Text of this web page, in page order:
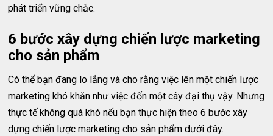
phát triển vững chắc.
6 bước xây dựng chiến lược marketing
cho sản phẩm
Có thể bạn đang lo lắng và cho rằng việc lên một chiến lược
marketing khó khăn như việc đốn một cây đại thụ vậy. Nhưng
thực tế không quá khó nếu bạn thực hiện theo 6 bước xây
dựng chiến lược marketing cho sản phẩm dưới đây.